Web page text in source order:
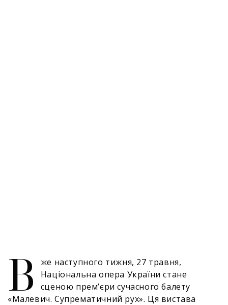
В
же наступного тижня, 27 травня,
Національна опера України стане
сценою прем’єри сучасного балету
«Малевич. Супрематичний рух». Ця вистава